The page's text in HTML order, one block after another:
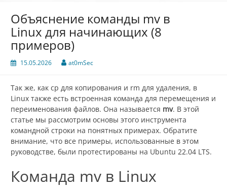
Объяснение команды mv в
Linux для начинающих (8
примеров)
15.05.2026 at0mSec
Так же, как cp для копирования и rm для удаления, в
Linux также есть встроенная команда для перемещения и
переименования файлов. Она называется mv. В этой
статье мы рассмотрим основы этого инструмента
командной строки на понятных примерах. Обратите
внимание, что все примеры, использованные в этом
руководстве, были протестированы на Ubuntu 22.04 LTS.
Команда mv в Linux